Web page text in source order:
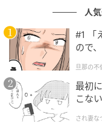
るで妹のようにか
な先輩の姿を見て
にされているのか
まいました。
ところが後になっ
で、新入社員の女
たことを知りまし
人
#1 「
ので
クチ
旦那の不
最初
こな
され妻な